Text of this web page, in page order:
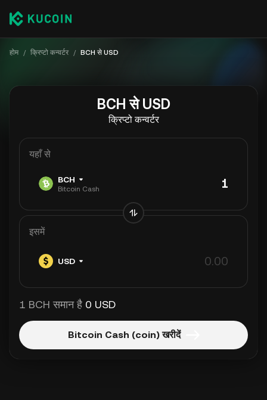
होम / क्रिप्टो कन्वर्टर / BCH से USD
BCH से USD
क्रिप्टो कन्वर्टर
यहाँ से
BCH
Bitcoin Cash
इसमें
USD
1 BCH समान है 0 USD
Bitcoin Cash (coin) खरीदें